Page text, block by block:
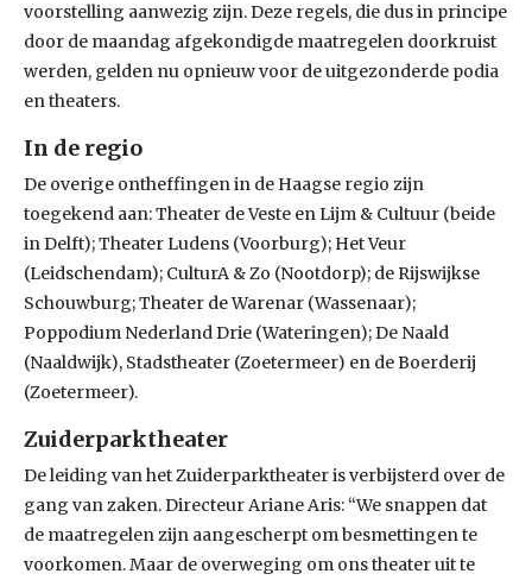
voorstelling aanwezig zijn. Deze regels, die dus in principe
door de maandag afgekondigde maatregelen doorkruist
werden, gelden nu opnieuw voor de uitgezonderde podia
en theaters.
In de regio
De overige ontheffingen in de Haagse regio zijn
toegekend aan: Theater de Veste en Lijm & Cultuur (beide
in Delft); Theater Ludens (Voorburg); Het Veur
(Leidschendam); CulturA & Zo (Nootdorp); de Rijswijkse
Schouwburg; Theater de Warenar (Wassenaar);
Poppodium Nederland Drie (Wateringen); De Naald
(Naaldwijk), Stadstheater (Zoetermeer) en de Boerderij
(Zoetermeer).
Zuiderparktheater
De leiding van het Zuiderparktheater is verbijsterd over de
gang van zaken. Directeur Ariane Aris: “We snappen dat
de maatregelen zijn aangescherpt om besmettingen te
voorkomen. Maar de overweging om ons theater uit te